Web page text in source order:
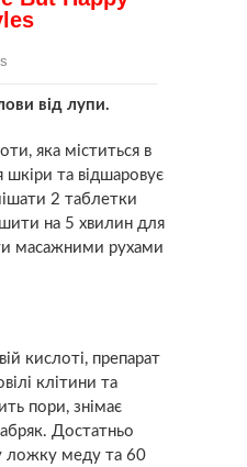
від лупи.
яка міститься в
шкіри та відшаровує
2 таблетки
на 5 хвилин для
масажними рухами
кислоті, препарат
клітини та
пори, знімає
Достатньо
ложку меду та 60